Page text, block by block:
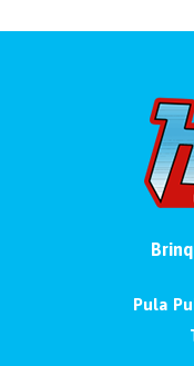
Pula